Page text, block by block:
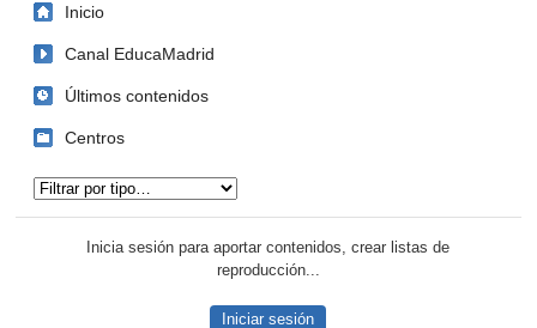
Inicio
Canal EducaMadrid
Últimos contenidos
Centros
Inicia sesión para aportar contenidos, crear listas de
reproducción...
Iniciar sesión